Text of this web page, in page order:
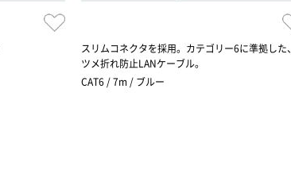
スリムコネクタを採用。カテゴリー6に準拠した、
ツメ折れ防止LANケーブル。
CAT6 / 7m / ブルー